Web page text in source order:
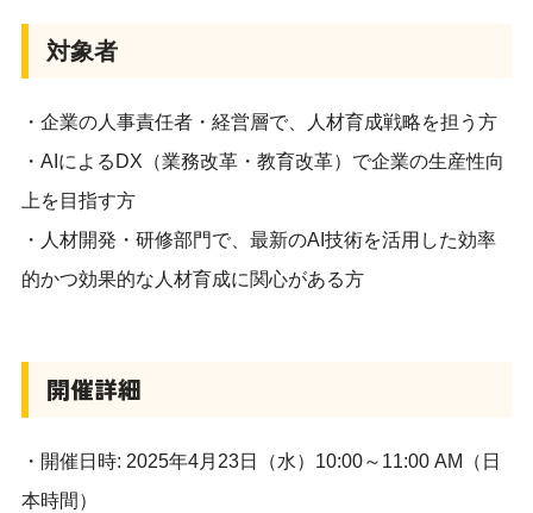
対象者
・企業の人事責任者・経営層で、人材育成戦略を担う方
・AIによるDX（業務改革・教育改革）で企業の生産性向
上を目指す方
・人材開発・研修部門で、最新のAI技術を活用した効率
的かつ効果的な人材育成に関心がある方
開催詳細
・開催日時: 2025年4月23日（水）10:00～11:00 AM（日
本時間）